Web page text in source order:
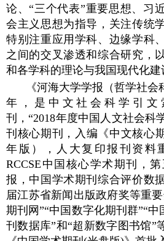
论、“三个代表”重要思想、习
会主义思想为指导，关注传统
特别注重应用学科、边缘学科
之间的交叉渗透和综合研究，
和各学科的理论与我国现代化建
《河海大学学报（哲学社
年，是中文社会科学引文
刊，“2018年度中国人文社会科
刊核心期刊， 入编《中文核心
年版），人大复印报刊资料
RCCSE中国核心学术期刊，
报，中国学术期刊综合评价数
届江苏省新闻出版政府奖等重
期刊网”“中国数字化期刊群”“中
刊数据库”和“超新数字图书馆”